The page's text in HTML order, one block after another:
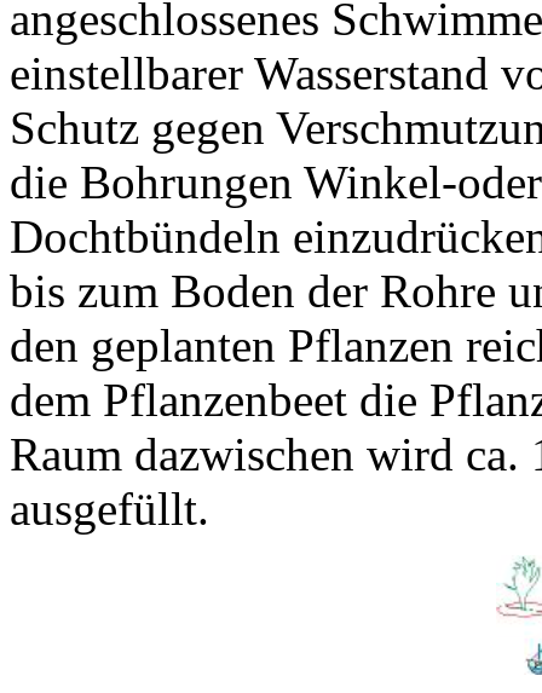
angeschlossenes
einstellbarer Wasserstand
Schutz gegen
die Bohrungen Winkel-
Dochtbündeln
bis zum Boden der Rohre
den geplanten Pflanzen
dem Pflanzenbeet die
Raum dazwischen wird
ausgefüllt.